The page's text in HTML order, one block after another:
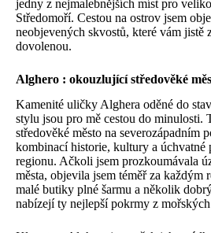
jedny z nejmalebnějších míst pro
Středomoří. Cestou na ostrov jsem
neobjevených skvostů, které vám
dovolenou.
Alghero : okouzlující středověké
Kamenité uličky Alghera oděné do
stylu jsou pro mě cestou do minulosti.
středověké město na severozápadním
kombinací historie, kultury a úchvatné
regionu. Ačkoli jsem prozkoumávala
města, objevila jsem téměř za každým
malé butiky plné šarmu a několik
nabízejí ty nejlepší pokrmy z